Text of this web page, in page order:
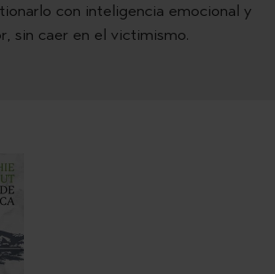
con inteligencia emocional y
sin caer en el victimismo.